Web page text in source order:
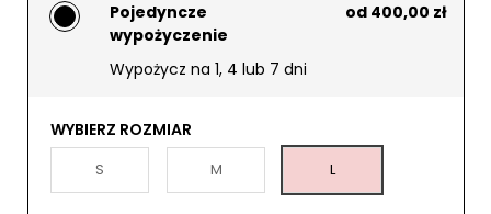
Pojedyncze
wypożyczenie
od 400,00 zł
Wypożycz na 1, 4 lub 7 dni
WYBIERZ ROZMIAR
S M L